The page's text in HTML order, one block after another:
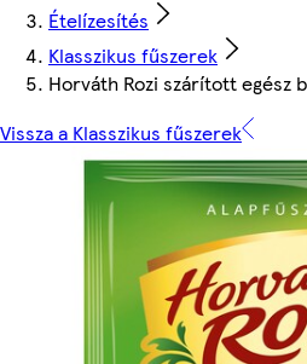
Ételízesítés
Klasszikus fűszerek
Horváth Rozi szárított egész
Vissza a Klasszikus fűszerek